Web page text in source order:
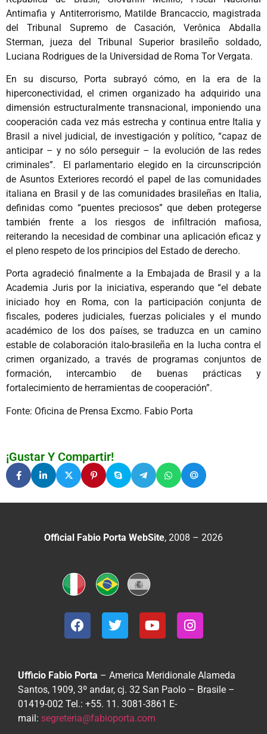
Antimafia y Antiterrorismo, Matilde Brancaccio, magistrada
del Tribunal Supremo de Casación, Verônica Abdalla
Sterman, jueza del Tribunal Superior brasileño soldado,
Luciana Rodrigues de la Universidad de Roma Tor Vergata.
En su discurso, Porta subrayó cómo, en la era de la
hiperconectividad, el crimen organizado ha adquirido una
dimensión estructuralmente transnacional, imponiendo una
cooperación cada vez más estrecha y continua entre Italia y
Brasil a nivel judicial, de investigación y político, “capaz de
anticipar – y no sólo perseguir – la evolución de las redes
criminales”. El parlamentario elegido en la circunscripción
de Asuntos Exteriores recordó el papel de las comunidades
italiana en Brasil y de las comunidades brasileñas en Italia,
definidas como “puentes preciosos” que deben protegerse
también frente a los riesgos de infiltración mafiosa,
reiterando la necesidad de combinar una aplicación eficaz y
el pleno respeto de los principios del Estado de derecho.
Porta agradeció finalmente a la Embajada de Brasil y a la
Academia Juris por la iniciativa, esperando que “el debate
iniciado hoy en Roma, con la participación conjunta de
fiscales, poderes judiciales, fuerzas policiales y el mundo
académico de los dos países, se traduzca en un camino
estable de colaboración italo-brasileña en la lucha contra el
crimen organizado, a través de programas conjuntos de
formación, intercambio de buenas prácticas y
fortalecimiento de herramientas de cooperación”.
Fonte: Oficina de Prensa Excmo. Fabio Porta
¡Gustar Y Compartir!
Official Fabio Porta WebSite, 2008 – 2026
Ufficio Fabio Porta – America Meridionale Alameda
Santos, 1909, 3º andar, cj. 32 San Paolo – Brasile –
01419-002 Tel.: +55. 11. 3081-3861 E-
mail: segreteria@fabioporta.com